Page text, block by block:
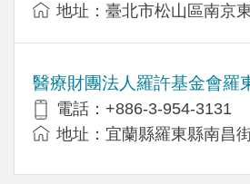
地址：臺北市松山區南京
醫療財團法人羅許基金會羅
電話：+886-3-954-3131
地址：宜蘭縣羅東縣南昌